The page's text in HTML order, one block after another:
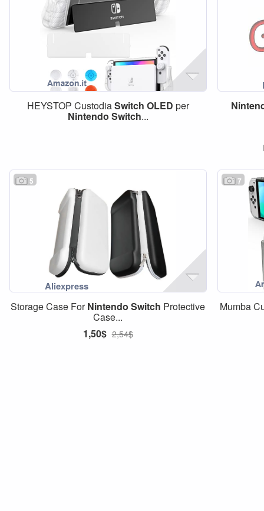
HEYSTOP CustodiaSwitch OLED per
Nintendo Switch...
5
Storage Case ForNintendo Switch Protective
Case...
1,50$ 2,54$
7
Mumba